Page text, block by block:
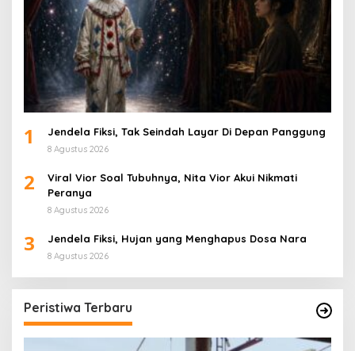
1 Jendela Fiksi, Tak Seindah Layar Di Depan Panggung
8 Agustus 2026
2
Viral Vior Soal Tubuhnya, Nita Vior Akui Nikmati
Peranya
8 Agustus 2026
3 Jendela Fiksi, Hujan yang Menghapus Dosa Nara
8 Agustus 2026
Peristiwa Terbaru